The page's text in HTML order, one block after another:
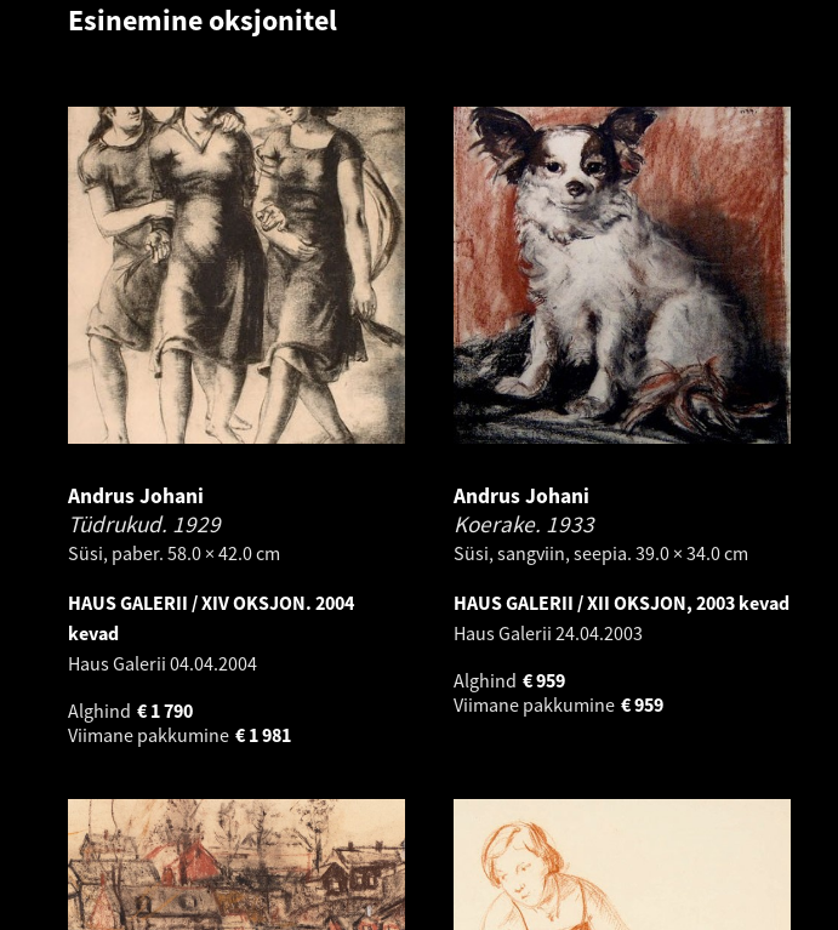
Esinemine oksjonitel
Andrus Johani
Tüdrukud. 1929
Süsi, paber. 58.0 × 42.0 cm
HAUS GALERII / XIV OKSJON. 2004
kevad
Haus Galerii 04.04.2004
Alghind
1 790
€
Viimane pakkumine
1 981
€
Andrus Johani
Koerake. 1933
Süsi, sangviin, seepia. 39.0 × 34.0 cm
HAUS GALERII / XII OKSJON, 2003 kevad
Haus Galerii 24.04.2003
Alghind
959
€
Viimane pakkumine
959
€